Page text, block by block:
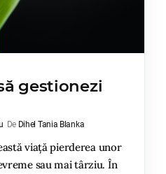
gestionezi
De Dihel Tania Blanka
viață pierderea unor
sau mai târziu. În